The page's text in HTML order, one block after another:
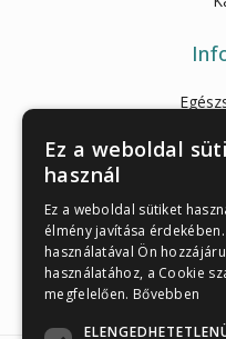
Enzimes
Ez a weboldal
használ
Ez a weboldal sütiket
élmény javítása
használatával Ön
használatához, a Cookie
megfelelően. Bővebben